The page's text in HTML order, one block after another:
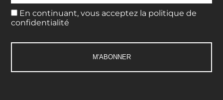
En continuant, vous acceptez la politique de
confidentialité